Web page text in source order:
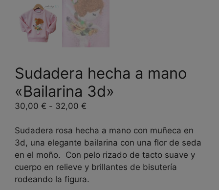
Sudadera hecha a mano
«Bailarina 3d»
30,00 € - 32,00 €
precios:
desde
30,00 €
hasta
32,00 €
Sudadera rosa hecha a mano con muñeca en
3d, una elegante bailarina con una flor de seda
en el moño. Con pelo rizado de tacto suave y
cuerpo en relieve y brillantes de bisutería
rodeando la figura.